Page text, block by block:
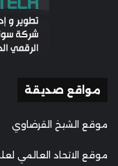
مواقع صديقة
موقع الشيخ القرضاوي
موقع الاتحاد العالمي